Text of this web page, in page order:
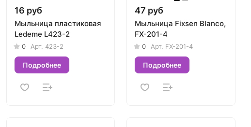
16 руб
Мыльница пластиковая
Ledeme L423-2
0 Арт. 423-2
Подробнее
47 руб
Мыльница Fixsen Blanco,
FX-201-4
0 Арт. FX-201-4
Подробнее